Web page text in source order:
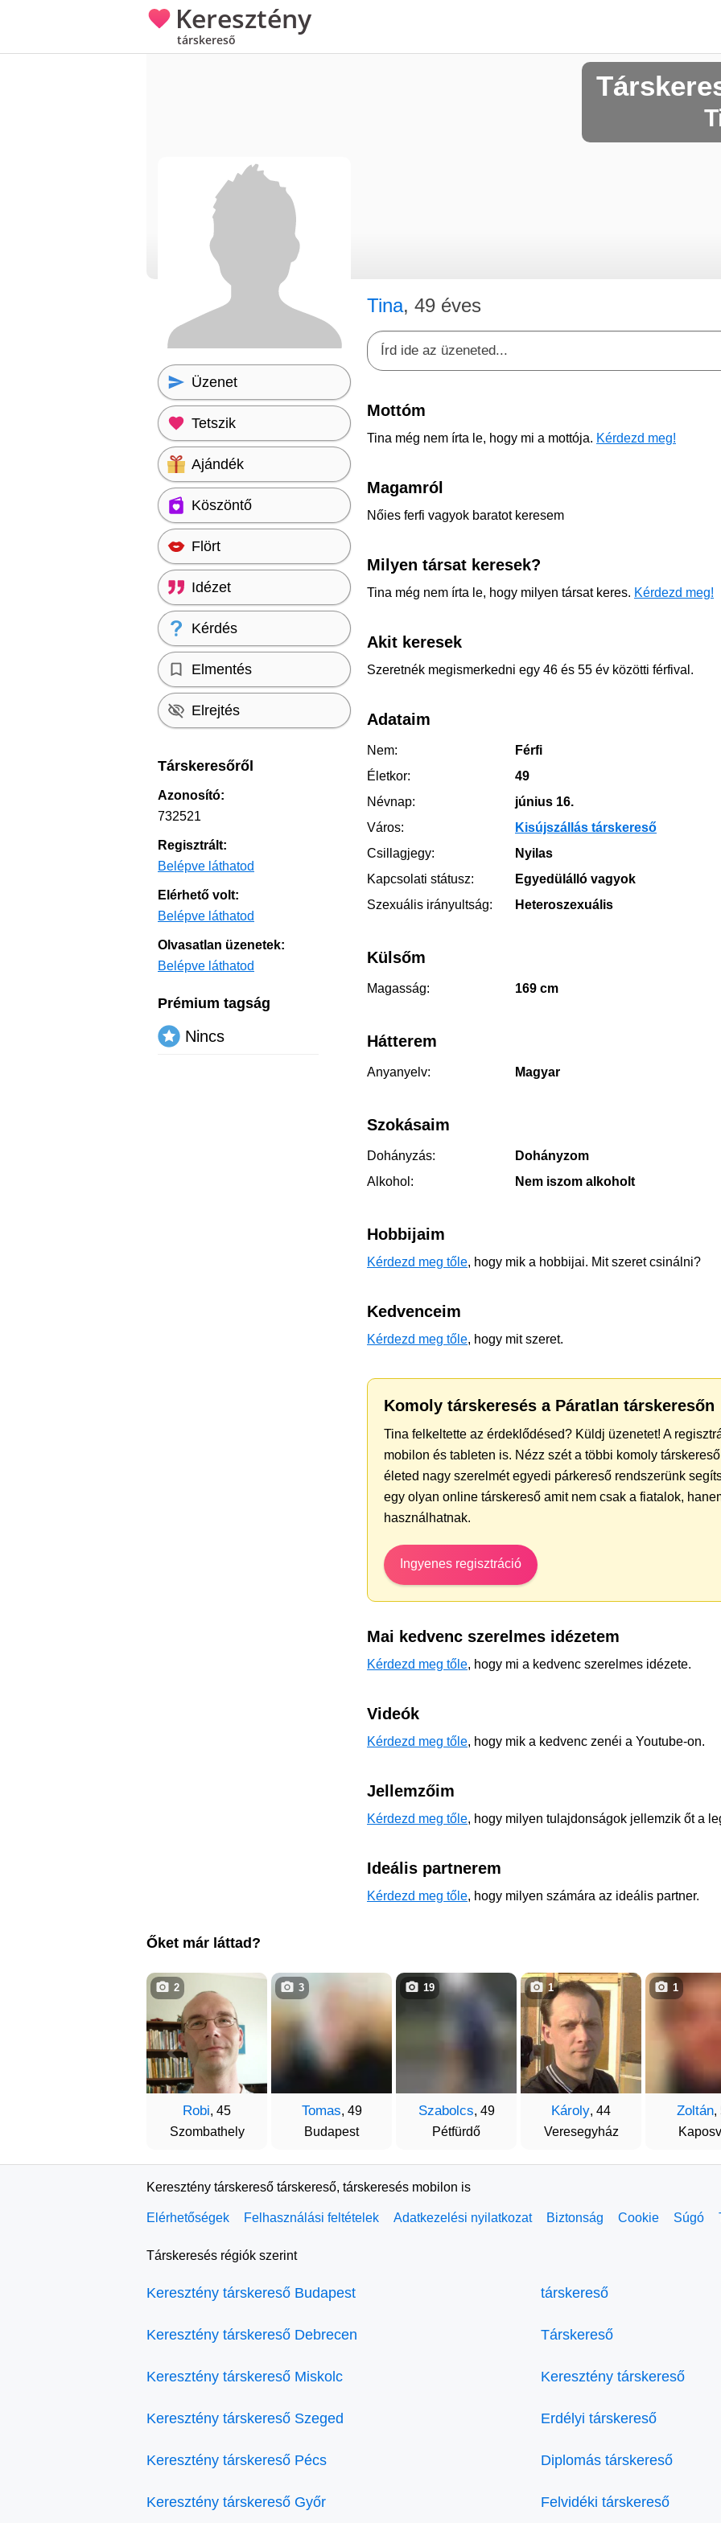
Keresztény
társkereső
Tina, 49 éves
Mottóm
Tina még nem írta le, hogy mi a mottója. Kérdezd meg!
Magamról
Nőies ferfi vagyok baratot keresem
Milyen társat keresek?
Tina még nem írta le, hogy milyen társat keres. Kérdezd meg!
Akit keresek
Szeretnék megismerkedni egy 46 és 55 év közötti férfival.
Adataim
Nem:
Férfi
Életkor:
49
Névnap:
június 16.
Város:
Kisújszállás társkereső
Csillagjegy:
Nyilas
Kapcsolati státusz:
Egyedülálló vagyok
Szexuális irányultság:
Heteroszexuális
Külsőm
Magasság: 169 cm
Hátterem
Anyanyelv: Magyar
Szokásaim
Dohányzás:
Dohányzom
Alkohol:
Nem iszom alkoholt
Hobbijaim
Kérdezd meg tőle, hogy mik a hobbijai. Mit szeret csinálni?
Kedvenceim
Kérdezd meg tőle, hogy mit szeret.
Komoly társkeresés a Páratlan társkeresőn
Tina felkeltette az érdeklődésed? Küldj üzenetet! A
mobilon és tableten is. Nézz szét a többi komoly
életed nagy szerelmét egyedi párkereső rendszerünk
egy olyan online társkereső amit nem csak a fiatalok,
használhatnak.
Ingyenes regisztráció
Mai kedvenc szerelmes idézetem
Kérdezd meg tőle, hogy mi a kedvenc szerelmes idézete.
Videók
Kérdezd meg tőle, hogy mik a kedvenc zenéi a Youtube-on.
Jellemzőim
Kérdezd meg tőle, hogy milyen tulajdonságok jellemzik őt a
Ideális partnerem
Kérdezd meg tőle, hogy milyen számára az ideális partner.
Üzenet
Tetszik
Ajándék
Köszöntő
Flört
Idézet
Kérdés
Elmentés
Elrejtés
Társkeresőről
Azonosító:
732521
Regisztrált:
Belépve láthatod
Elérhető volt:
Belépve láthatod
Olvasatlan üzenetek:
Belépve láthatod
Prémium tagság
Nincs
Őket már láttad?
Robi, 45
Szombathely
2
Tomas, 49
Budapest
3
Szabolcs, 49
Pétfürdő
19
Károly, 44
Veresegyház
1
Zoltán,
1
Keresztény társkereső társkereső, társkeresés mobilon is
Elérhetőségek Felhasználási feltételek Adatkezelési nyilatkozat Biztonság Cookie Súgó
Társkeresés régiók szerint
Keresztény társkereső Budapest
Keresztény társkereső Debrecen
Keresztény társkereső Miskolc
Keresztény társkereső Szeged
Keresztény társkereső Pécs
Keresztény társkereső Győr
társkereső
Társkereső
Keresztény társkereső
Erdélyi társkereső
Diplomás társkereső
Felvidéki társkereső